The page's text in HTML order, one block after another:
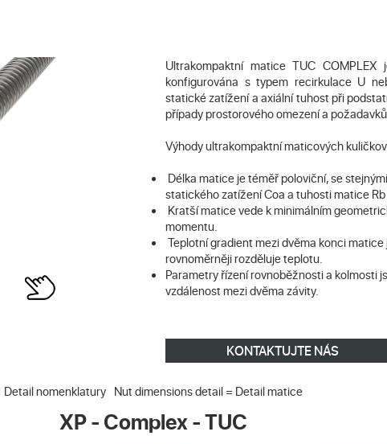
Ultrakompaktní matice TUC
konfigurována s typem recirkulace U
statické zatížení a axiální tuhost při
případy prostorového omezení a
Výhody ultrakompaktní maticových
Délka matice je téměř poloviční, se
statického zatížení Coa a tuhosti matice
Kratší matice vede k minimálním
momentu.
Teplotní gradient mezi dvěma konci
rovnoměrněji rozděluje teplotu.
Parametry řízení rovnoběžnosti a kolmosti
vzdálenost mezi dvěma závity.
KONTAKTUJTE NÁS
Detail nomenklatury Nut dimensions detail = Detail matice
XP - Complex - TUC